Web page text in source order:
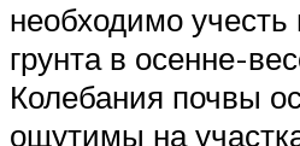
необходимо учесть
грунта в осенне-
Колебания почвы
ощутимы на